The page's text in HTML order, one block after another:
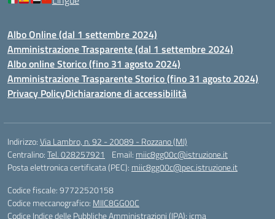
Albo Online (dal 1 settembre 2024)
Amministrazione Trasparente (dal 1 settembre 2024)
Albo online Storico (fino 31 agosto 2024)
Amministrazione Trasparente Storico (fino 31 agosto 2024)
Privacy PolicyDichiarazione di accessibilità
Indirizzo:Via Lambro, n. 92 - 20089 - Rozzano (MI)
Centralino:Tel. 028257921 Email: miic8gg00c@istruzione.it
Posta elettronica certificata (PEC): miic8gg00c@pec.istruzione.it
Codice fiscale: 97722520158
Codice meccanografico: MIIC8GG00C
Codice Indice delle Pubbliche Amministrazioni (IPA): icma